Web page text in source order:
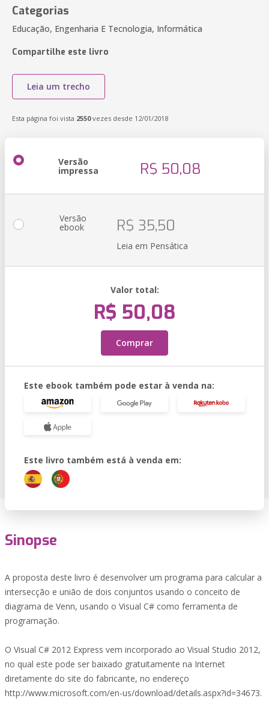
Categorias
Educação, Engenharia E Tecnologia, Informática
Compartilhe este livro
Leia um trecho
Esta página foi vista 2550vezes desde 12/01/2018
Versão
impressa R$ 50,08
Versão
ebook R$ 35,50
Leia em Pensática
Valor total:
R$ 50,08
Comprar
Este ebook também pode estar à venda na:
Este livro também está à venda em:
Sinopse
A proposta deste livro é desenvolver um programa para calcular a
intersecção e união de dois conjuntos usando o conceito de
diagrama de Venn, usando o Visual C# como ferramenta de
programação.
O Visual C# 2012 Express vem incorporado ao Visual Studio 2012,
no qual este pode ser baixado gratuitamente na Internet
diretamente do site do fabricante, no endereço
http://www.microsoft.com/en-us/download/details.aspx?id=34673.